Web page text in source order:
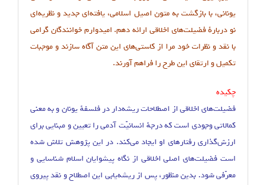
یونانی، با بازگشت به متون اصیل اسلامی، یافته‌ای جدید و نظریه‌ای
نو دربارهٔ فضیلت‌های اخلاقی ارائه دهم. امیدوارم خوانندگان گرامی
با نقد و نظرات خود مرا از کاستی‌های این متن آگاه سازند و موجبات
تکمیل و ارتقای این طرح را فراهم آورند.
چکیده
فضیلت‌های اخلاقی از اصطلاحات ریشه‌دار در فلسفهٔ یونان و به معنی
کمالاتی وجودی است که درجهٔ انسانیّت آدمی را تعیین و مبنایی برای
ارزش‌گذاری رفتارهای او ایجاد می‌کند. در این پژوهش تلاش شده
است فضیلت‌های اصلی اخلاقی از نگاه پیشوایان اسلام شناسایی و
معرّفی شود. بدین منظور، پس از ریشه‌یابی این اصطلاح و نقد پیروی